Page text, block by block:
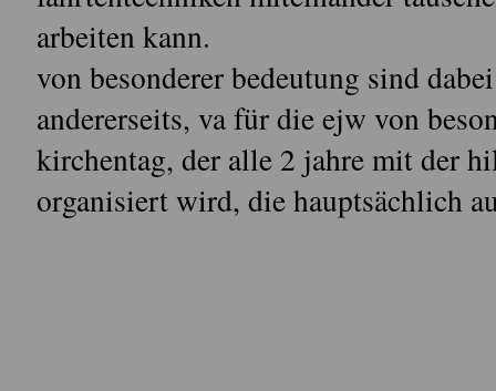
arbeiten kann.
von besonderer bedeutung sind
andererseits, va für die ejw von
kirchentag, der alle 2 jahre mit der
organisiert wird, die hauptsächlich